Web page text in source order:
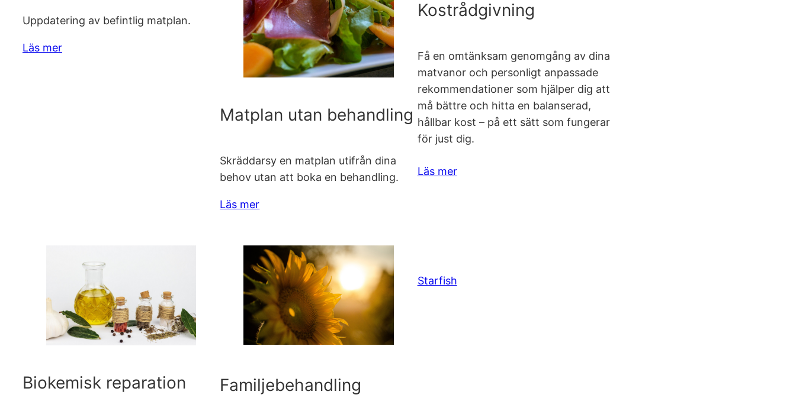
Uppdatering av befintlig matplan.
Läs mer
Matplan utan behandling
Skräddarsy en matplan utifrån dina
behov utan att boka en behandling.
Läs mer
Kostrådgivning
Få en omtänksam genomgång av dina
matvanor och personligt anpassade
rekommendationer som hjälper dig att
må bättre och hitta en balanserad,
hållbar kost – på ett sätt som fungerar
för just dig.
Läs mer
Biokemisk reparation Familjebehandling
Starfish